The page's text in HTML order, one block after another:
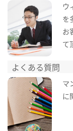
ウ
を
お
て
よくある質問
マ
に